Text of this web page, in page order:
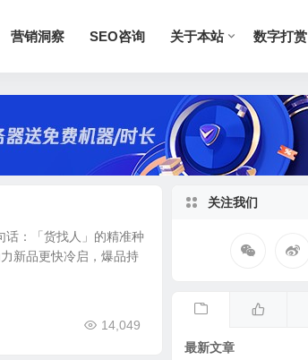
营销洞察 SEO咨询 关于本站 数字打赏
话：「货找人」的精准种
新品更快冷启，爆品持
14,049
关注我们
最新文章